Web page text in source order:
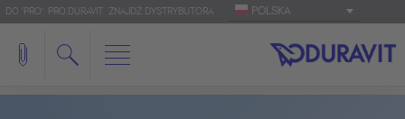
DO 'PRO': PRO.DURAVIT ZNAJDŹ DYSTRYBUTORA POLSKA